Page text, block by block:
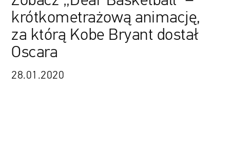
krótkometrażową animację,
za którą Kobe Bryant dostał
Oscara
28.01.2020
FACEBOOK TWITTER PINTEREST MAIL